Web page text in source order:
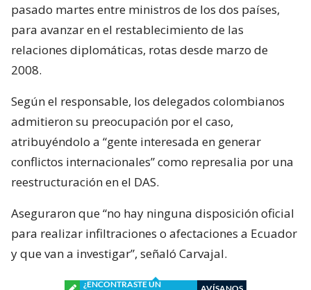
pasado martes entre ministros de los dos países,
para avanzar en el restablecimiento de las
relaciones diplomáticas, rotas desde marzo de
2008.
Según el responsable, los delegados colombianos
admitieron su preocupación por el caso,
atribuyéndolo a “gente interesada en generar
conflictos internacionales” como represalia por una
reestructuración en el DAS.
Aseguraron que “no hay ninguna disposición oficial
para realizar infiltraciones o afectaciones a Ecuador
y que van a investigar”, señaló Carvajal.
¿ENCONTRASTE UN